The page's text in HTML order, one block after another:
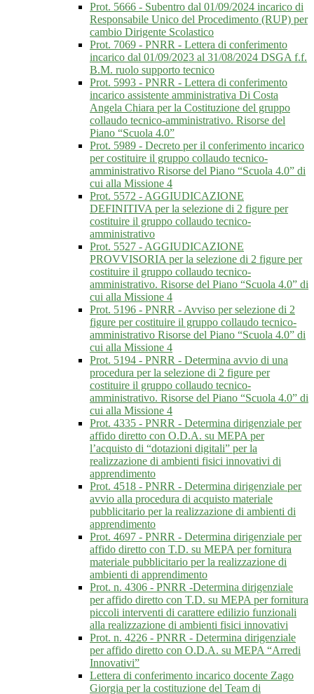
Prot. 5666 - Subentro dal 01/09/2024 incarico di
Responsabile Unico del Procedimento (RUP) per
cambio Dirigente Scolastico
Prot. 7069 - PNRR - Lettera di conferimento
incarico dal 01/09/2023 al 31/08/2024 DSGA f.f.
B.M. ruolo supporto tecnico
Prot. 5993 - PNRR - Lettera di conferimento
incarico assistente amministrativa Di Costa
Angela Chiara per la Costituzione del gruppo
collaudo tecnico-amministrativo. Risorse del
Piano “Scuola 4.0”
Prot. 5989 - Decreto per il conferimento incarico
per costituire il gruppo collaudo tecnico-
amministrativo Risorse del Piano “Scuola 4.0” di
cui alla Missione 4
Prot. 5572 - AGGIUDICAZIONE
DEFINITIVA per la selezione di 2 figure per
costituire il gruppo collaudo tecnico-
amministrativo
Prot. 5527 - AGGIUDICAZIONE
PROVVISORIA per la selezione di 2 figure per
costituire il gruppo collaudo tecnico-
amministrativo. Risorse del Piano “Scuola 4.0” di
cui alla Missione 4
Prot. 5196 - PNRR - Avviso per selezione di 2
figure per costituire il gruppo collaudo tecnico-
amministrativo Risorse del Piano “Scuola 4.0” di
cui alla Missione 4
Prot. 5194 - PNRR - Determina avvio di una
procedura per la selezione di 2 figure per
costituire il gruppo collaudo tecnico-
amministrativo. Risorse del Piano “Scuola 4.0” di
cui alla Missione 4
Prot. 4335 - PNRR - Determina dirigenziale per
affido diretto con O.D.A. su MEPA per
l’acquisto di “dotazioni digitali” per la
realizzazione di ambienti fisici innovativi di
apprendimento
Prot. 4518 - PNRR - Determina dirigenziale per
avvio alla procedura di acquisto materiale
pubblicitario per la realizzazione di ambienti di
apprendimento
Prot. 4697 - PNRR - Determina dirigenziale per
affido diretto con T.D. su MEPA per fornitura
materiale pubblicitario per la realizzazione di
ambienti di apprendimento
Prot. n. 4306 - PNRR -Determina dirigenziale
per affido diretto con T.D. su MEPA per fornitura
piccoli interventi di carattere edilizio funzionali
alla realizzazione di ambienti fisici innovativi
Prot. n. 4226 - PNRR - Determina dirigenziale
per affido diretto con O.D.A. su MEPA “Arredi
Innovativi”
Lettera di conferimento incarico docente Zago
Giorgia per la costituzione del Team di